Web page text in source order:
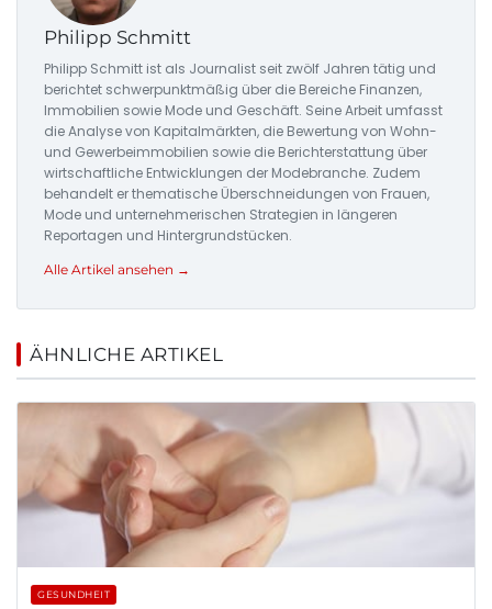
Philipp Schmitt
Philipp Schmitt ist als Journalist seit zwölf Jahren tätig und
berichtet schwerpunktmäßig über die Bereiche Finanzen,
Immobilien sowie Mode und Geschäft. Seine Arbeit umfasst
die Analyse von Kapitalmärkten, die Bewertung von Wohn-
und Gewerbeimmobilien sowie die Berichterstattung über
wirtschaftliche Entwicklungen der Modebranche. Zudem
behandelt er thematische Überschneidungen von Frauen,
Mode und unternehmerischen Strategien in längeren
Reportagen und Hintergrundstücken.
Alle Artikel ansehen →
ÄHNLICHE ARTIKEL
GESUNDHEIT